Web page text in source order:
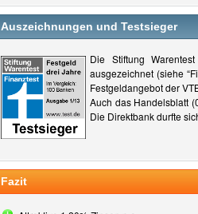
Auszeichnungen und Testsieger
Die Stiftung
ausgezeichnet (siehe
Festgeldangebot der
Auch das Handelsblatt
Die Direktbank durfte
Fazit